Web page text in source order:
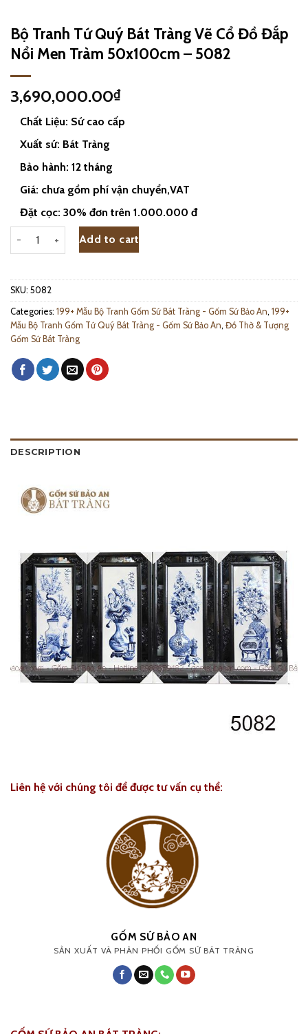
Bộ Tranh Tứ Quý Bát Tràng Vẽ Cổ Đồ Đắp
Nổi Men Tràm 50x100cm – 5082
3,690,000.00₫
Chất Liệu: Sứ cao cấp
Xuất sứ: Bát Tràng
Bảo hành: 12 tháng
Giá: chưa gồm phí vận chuyển,VAT
Đặt cọc: 30% đơn trên 1.000.000 đ
Bộ Tranh Tứ Quý Bát Tràng Vẽ Cổ Đồ Đắp Nổi Men Tràm
Add to cart
SKU: 5082
Categories: 199+ Mẫu Bộ Tranh Gốm Sứ Bát Tràng - Gốm Sứ Bảo An, 199+
Mẫu Bộ Tranh Gốm Tứ Quý Bát Tràng - Gốm Sứ Bảo An, Đồ Thờ & Tượng
Gốm Sứ Bát Tràng
DESCRIPTION
Liên hệ với chúng tôi để được tư vấn cụ thể:
GỐM SỨ BẢO AN
SẢN XUẤT VÀ PHÂN PHỐI GỐM SỨ BÁT TRÀNG